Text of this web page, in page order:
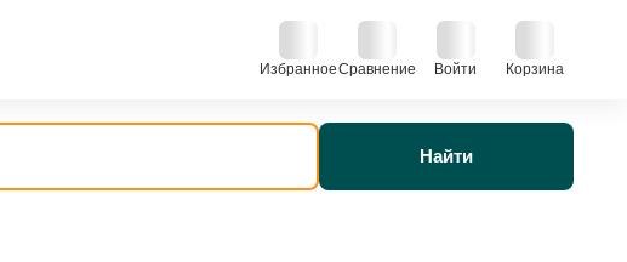
ИзбранноеСравнение Войти Корзина
Найти